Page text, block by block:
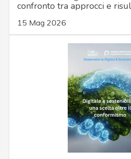
confronto tra approcci e
15 Mag 2026